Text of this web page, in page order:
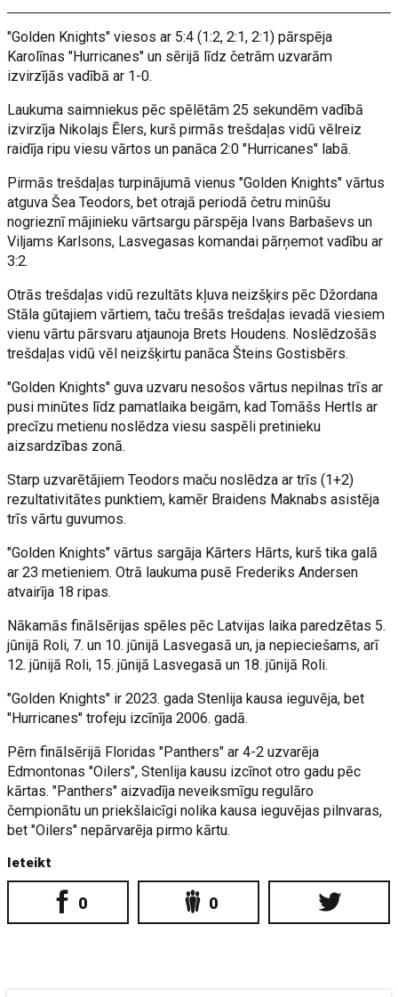
"Golden Knights" viesos ar 5:4 (1:2, 2:1, 2:1) pārspēja
Karolīnas "Hurricanes" un sērijā līdz četrām uzvarām
izvirzījās vadībā ar 1-0.
Laukuma saimniekus pēc spēlētām 25 sekundēm vadībā
izvirzīja Nikolajs Ēlers, kurš pirmās trešdaļas vidū vēlreiz
raidīja ripu viesu vārtos un panāca 2:0 "Hurricanes" labā.
Pirmās trešdaļas turpinājumā vienus "Golden Knights" vārtus
atguva Šea Teodors, bet otrajā periodā četru minūšu
nogrieznī mājinieku vārtsargu pārspēja Ivans Barbaševs un
Viljams Karlsons, Lasvegasas komandai pārņemot vadību ar
3:2.
Otrās trešdaļas vidū rezultāts kļuva neizšķirs pēc Džordana
Stāla gūtajiem vārtiem, taču trešās trešdaļas ievadā viesiem
vienu vārtu pārsvaru atjaunoja Brets Houdens. Noslēdzošās
trešdaļas vidū vēl neizšķirtu panāca Šteins Gostisbērs.
"Golden Knights" guva uzvaru nesošos vārtus nepilnas trīs ar
pusi minūtes līdz pamatlaika beigām, kad Tomāšs Hertls ar
precīzu metienu noslēdza viesu saspēli pretinieku
aizsardzības zonā.
Starp uzvarētājiem Teodors maču noslēdza ar trīs (1+2)
rezultativitātes punktiem, kamēr Braidens Maknabs asistēja
trīs vārtu guvumos.
"Golden Knights" vārtus sargāja Kārters Hārts, kurš tika galā
ar 23 metieniem. Otrā laukuma pusē Frederiks Andersen
atvairīja 18 ripas.
Nākamās finālsērijas spēles pēc Latvijas laika paredzētas 5.
jūnijā Roli, 7. un 10. jūnijā Lasvegasā un, ja nepieciešams, arī
12. jūnijā Roli, 15. jūnijā Lasvegasā un 18. jūnijā Roli.
"Golden Knights" ir 2023. gada Stenlija kausa ieguvēja, bet
"Hurricanes" trofeju izcīnīja 2006. gadā.
Pērn finālsērijā Floridas "Panthers" ar 4-2 uzvarēja
Edmontonas "Oilers", Stenlija kausu izcīnot otro gadu pēc
kārtas. "Panthers" aizvadīja neveiksmīgu regulāro
čempionātu un priekšlaicīgi nolika kausa ieguvējas pilnvaras,
bet "Oilers" nepārvarēja pirmo kārtu.
Ieteikt
0 0